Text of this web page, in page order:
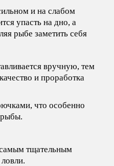
и на слабом
упасть на дно, а
рыбе заметить себя
вручную, тем
и проработка
что особенно
тщательным